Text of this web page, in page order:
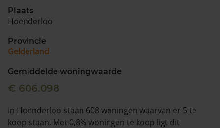
088 220 4200
Maandag t/m vrijdag - 08:00 -18:00
Plaats
Hoenderloo
Provincie
Gelderland
Gemiddelde woningwaarde
€ 606.098
In Hoenderloo staan 608 woningen waarvan er 5 te
koop staan. Met 0,8% woningen te koop ligt dit